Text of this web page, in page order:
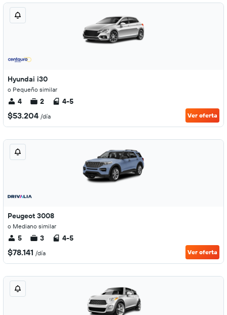
Hyundai i30
o Pequeño similar
4 2 4-5
$53.204 /día Ver oferta
Peugeot 3008
o Mediano similar
5 3 4-5
$78.141 /día Ver oferta